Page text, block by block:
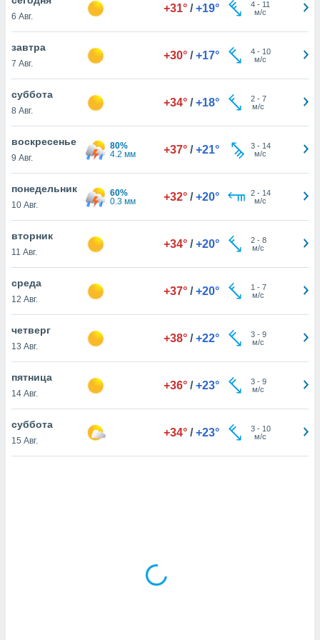
действия
на веб-
основе.
нашей
cookie
в
ВЫ
равно
нашим
6 Авг.
+31° / +19° 4- 11
м/с
завтра
7 Авг.
+30° / +17° 4- 10
м/с
суббота
8 Авг.
+34° / +18° 2- 7
м/с
воскресенье
9 Авг.
80%
4.2 мм
+37° / +21° 3- 14
м/с
понедельник
10 Авг.
60%
0.3 мм
+32° / +20° 2- 14
м/с
вторник
11 Авг.
+34° / +20° 2- 8
м/с
среда
12 Авг.
+37° / +20° 1 - 7
м/с
четверг
13 Авг.
+38° / +22° 3- 9
м/с
пятница
14 Авг.
+36° / +23° 3- 9
м/с
суббота
15 Авг.
+34° / +23° 3- 10
м/с